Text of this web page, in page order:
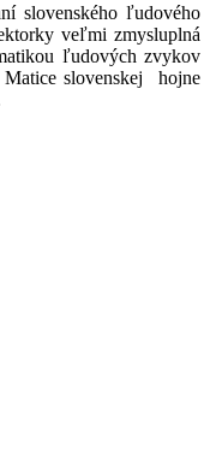
slovenského ľudového
veľmi zmysluplná
ľudových zvykov
slovenskej hojne